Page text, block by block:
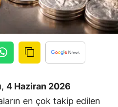
4 Haziran 2026
en çok takip edilen